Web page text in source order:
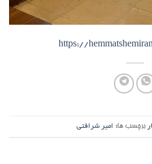
https://
برچسب ها: امیر شرافتی